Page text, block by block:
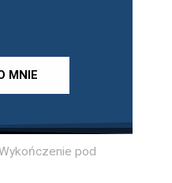
MNIE
pod